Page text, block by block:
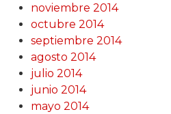
noviembre 2014
octubre 2014
septiembre 2014
agosto 2014
julio 2014
junio 2014
mayo 2014